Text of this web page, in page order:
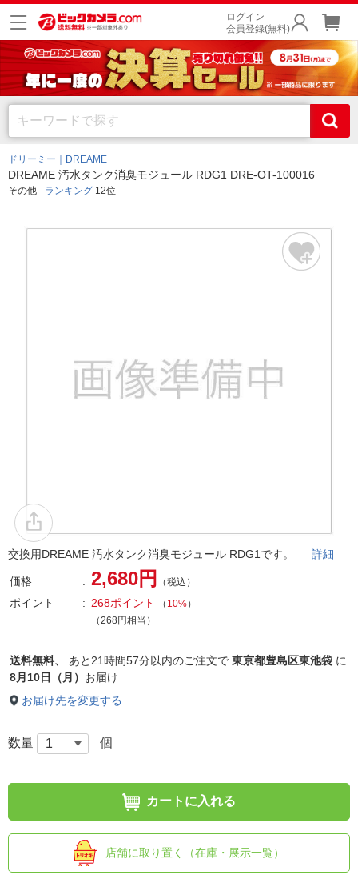
ログイン
会員登録(無料)
ドリーミー｜DREAME
DREAME 汚水タンク消臭モジュール RDG1 DRE-OT-100016
その他 - ランキング 12位
交換用DREAME 汚水タンク消臭モジュール RDG1です。 詳細
価格 2,680円 （税込）
ポイント 268ポイント （ 10%）
（268円相当）
送料無料、 あと 21時間57分以内のご注文で 東京都豊島区東池袋 に
8月10日（月） お届け
お届け先を変更する
数量 個
カートに入れる
店舗に取り置く（在庫・展示一覧）